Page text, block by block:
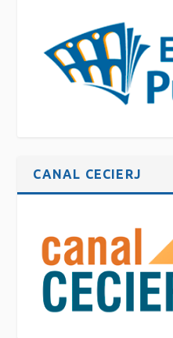
CANAL CECIERJ